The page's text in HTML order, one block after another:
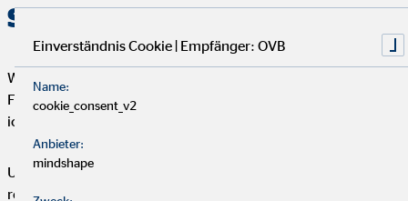
Service
Wir starten mit einem entspannten Analysegespräch, um deine
Finanzen und Ziele kennenzulernen. Anschließend präsentiere
ich dir maßgeschneiderte Finanzlösungen.
Um deine Finanzplanung aktuell zu halten, bieten wir
regelmäßige Servicegespräche an. Vertrauen und persönliche
Einverständnis Cookie | Empfänger: OVB
Name:
cookie_consent_v2
Anbieter:
mindshape